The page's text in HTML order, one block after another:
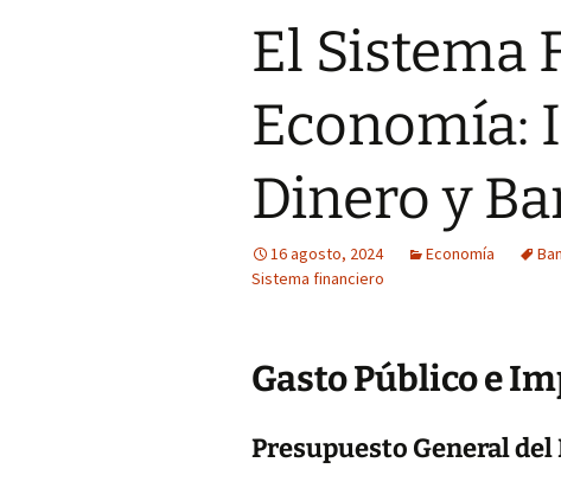
El Sistema
Economía:
Dinero y
16 agosto, 2024 Economía
Sistema financiero
Gasto Público e
Presupuesto General del